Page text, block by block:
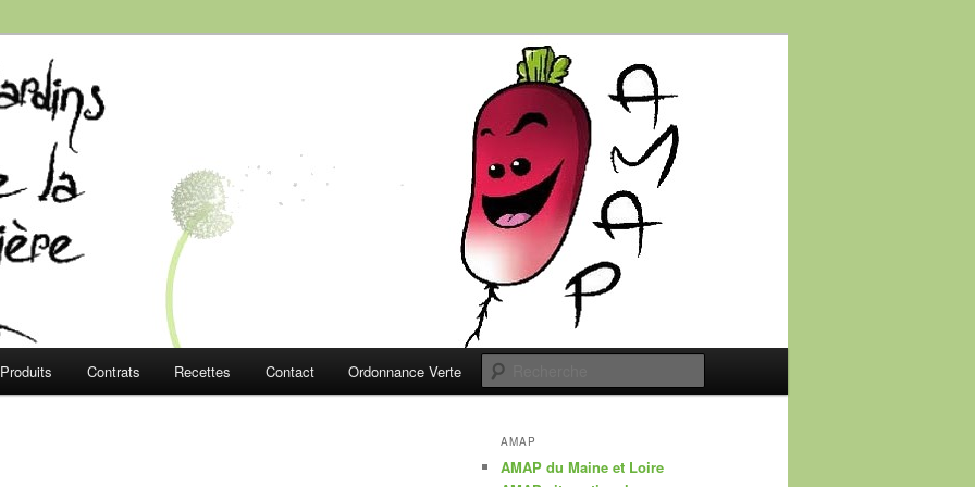
la Roussière
Produits Contrats Recettes Contact Ordonnance Verte
AMAP
AMAP du Maine et Loire